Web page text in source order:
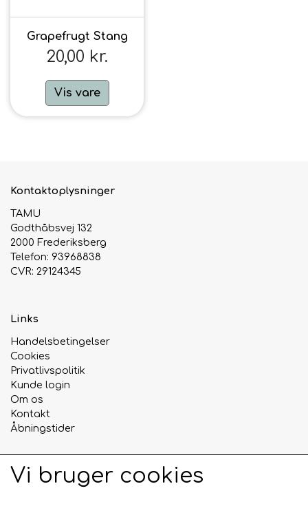
Grapefrugt Stang
20,00 kr.
Vis vare
Kontaktoplysninger
TAMU
Godthåbsvej 132
2000 Frederiksberg
Telefon: 93968838
CVR: 29124345
Links
Handelsbetingelser
Cookies
Privatlivspolitik
Kunde login
Om os
Kontakt
Åbningstider
Sociale medier
Vi bruger cookies